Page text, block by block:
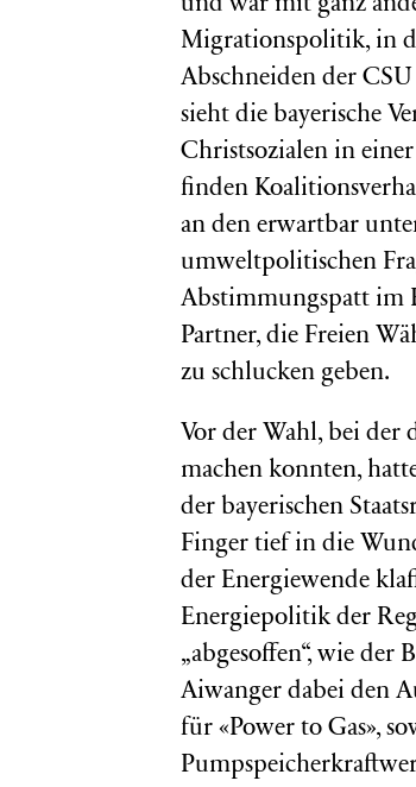
und war mit ganz
Migrationspolitik, in
Abschneiden der
sieht die bayerische
Christsozialen in
finden
an den erwartbar
umweltpolitischen
Abstimmungspatt im
Partner, die Freien
zu schlucken geben.
Vor der Wahl, bei der
machen konnten,
der bayerischen
Finger tief in die
der Energiewende
Energiepolitik der
„abgesoffen“, wie
Aiwanger dabei den
für «Power to Gas»,